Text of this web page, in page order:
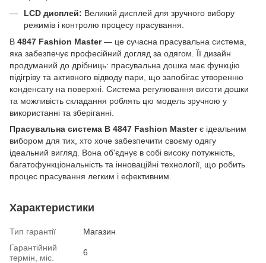
LCD дисплей: Великий дисплей для зручного вибору
режимів і контролю процесу прасування.
B 4847 Fashion Master— це сучасна прасувальна система,
яка забезпечує професійний догляд за одягом. Її дизайн
продуманий до дрібниць: прасувальна дошка має функцію
підігріву та активного відводу пари, що запобігає утворенню
конденсату на поверхні. Система регулювання висоти дошки
та можливість складання роблять цю модель зручною у
використанні та зберіганні.
Прасувальна система B 4847 Fashion Masterє ідеальним
вибором для тих, хто хоче забезпечити своєму одягу
ідеальний вигляд. Вона об'єднує в собі високу потужність,
багатофункціональність та інноваційні технології, що робить
процес прасування легким і ефективним.
Характеристики
Тип гарантії
Магазин
Гарантійний
термін, міс.
6